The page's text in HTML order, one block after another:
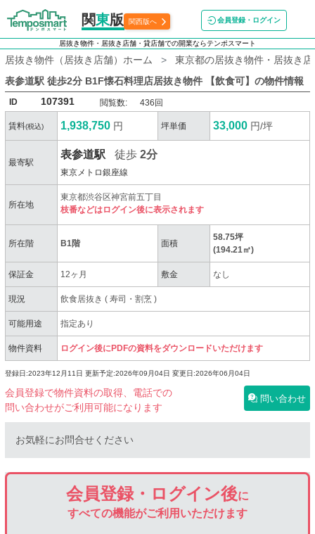
関東版 関西版へ 会員登録・ログイン
居抜き物件・居抜き店舗・貸店舗での開業ならテンポスマート
居抜き物件（居抜き店舗）ホーム
東京都の居抜き物件・居抜き
表参道駅 徒歩2分 B1F懐石料理店居抜き物件 【飲食可】 の物件情報
ID 107391 閲覧数: 436回
賃料(税込) 1,938,750 円 坪単価 33,000 円/坪
最寄駅
表参道駅 徒歩2分
東京メトロ銀座線
所在地
東京都渋谷区神宮前五丁目
枝番などはログイン後に表示されます
所在階 B1階 面積
58.75坪
(194.21㎡)
保証金 12ヶ月 敷金 なし
現況 飲食居抜き(寿司・割烹)
可能用途 指定あり
物件資料 ログイン後にPDFの資料をダウンロードいただけます
登録日:2023年12月11日 更新予定:2026年09月04日 変更日:2026年06月04日
会員登録で物件資料の取得、電話での
問い合わせがご利用可能になります
問い合わせ
お気軽にお問合せください
会員登録・ログイン後に
すべての機能がご利用いただけます